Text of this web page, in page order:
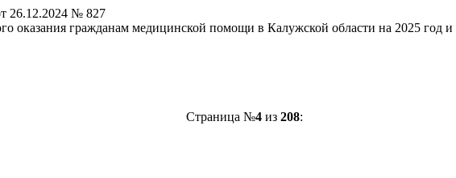
26.12.2024 № 827
оказания гражданам медицинской помощи в Калужской области на 2025 год
Страница №4из 208: